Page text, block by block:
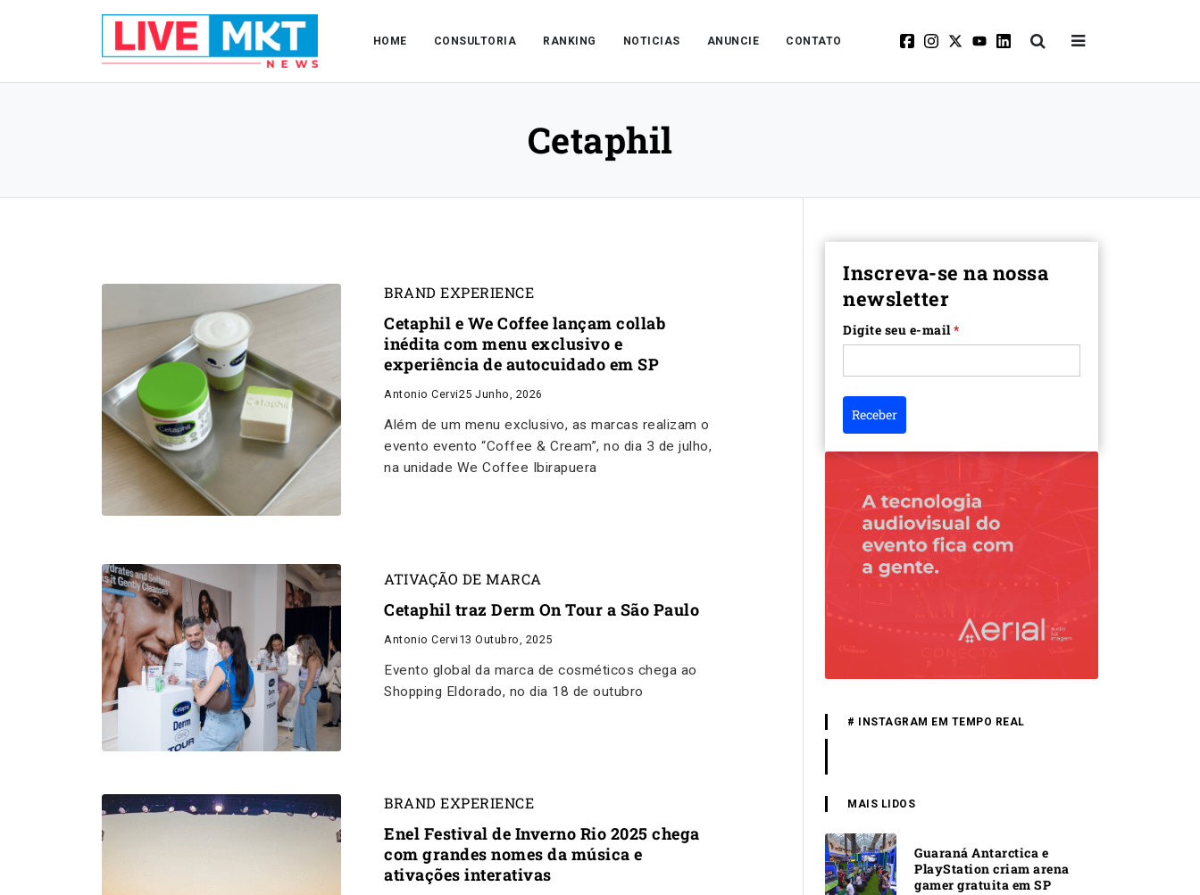
HOME CONSULTORIA RANKING NOTICIAS ANUNCIE CONTATO
Cetaphil
BRAND EXPERIENCE
Cetaphil e We Coffee lançam collab
inédita com menu exclusivo e
experiência de autocuidado em SP
Antonio Cervi25 Junho, 2026
Além de um menu exclusivo, as marcas realizam o
evento evento “Coffee & Cream”, no dia 3 de julho,
na unidade We Coffee Ibirapuera
ATIVAÇÃO DE MARCA
Cetaphil traz Derm On Tour a São Paulo
Antonio Cervi 13 Outubro, 2025
Evento global da marca de cosméticos chega ao
Shopping Eldorado, no dia 18 de outubro
BRAND EXPERIENCE
Enel Festival de Inverno Rio 2025 chega
com grandes nomes da música e
ativações interativas
Inscreva-se na nossa
newsletter
Digite seu e-mail*
Receber
# INSTAGRAM EM TEMPO REAL
MAIS LIDOS
Guaraná Antarctica e
PlayStation criam arena
gamer gratuita em SP